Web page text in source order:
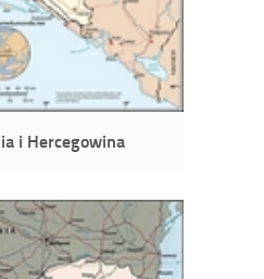
i Hercegowina